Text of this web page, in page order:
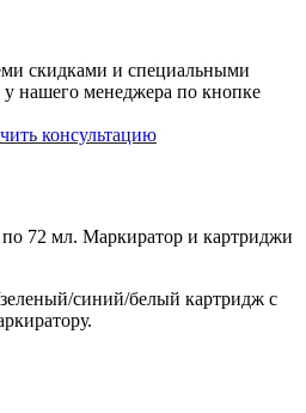
скидками и специальными
нашего менеджера по кнопке
консультацию
по 72 мл. Маркиратор и картриджи
синий/белый картридж с